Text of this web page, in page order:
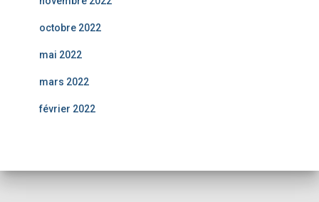
octobre 2022
mai 2022
mars 2022
février 2022